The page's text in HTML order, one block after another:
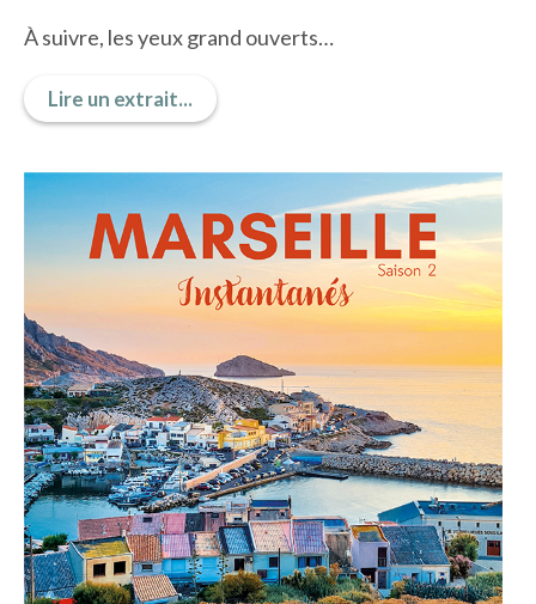
HORS COLLECTION
ACTUALITÉS
LA MAISON
CONTACT
INSCRIPTION NEWSLETTER
À suivre, les yeux grand ouverts…
Lire un extrait...